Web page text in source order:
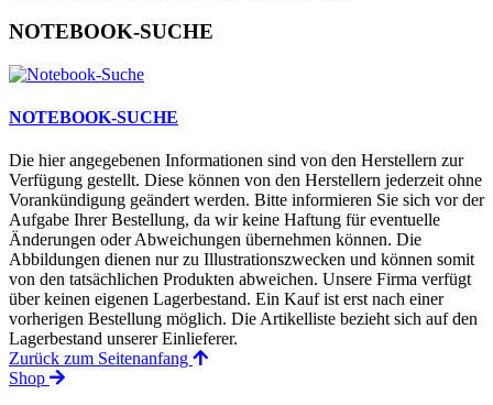
NOTEBOOK-SUCHE
NOTEBOOK-SUCHE
Die hier angegebenen Informationen sind von den Herstellern zur
Verfügung gestellt. Diese können von den Herstellern jederzeit ohne
Vorankündigung geändert werden. Bitte informieren Sie sich vor der
Aufgabe Ihrer Bestellung, da wir keine Haftung für eventuelle
Änderungen oder Abweichungen übernehmen können. Die
Abbildungen dienen nur zu Illustrationszwecken und können somit
von den tatsächlichen Produkten abweichen. Unsere Firma verfügt
über keinen eigenen Lagerbestand. Ein Kauf ist erst nach einer
vorherigen Bestellung möglich. Die Artikelliste bezieht sich auf den
Lagerbestand unserer Einlieferer.
Zurück zum Seitenanfang
Shop